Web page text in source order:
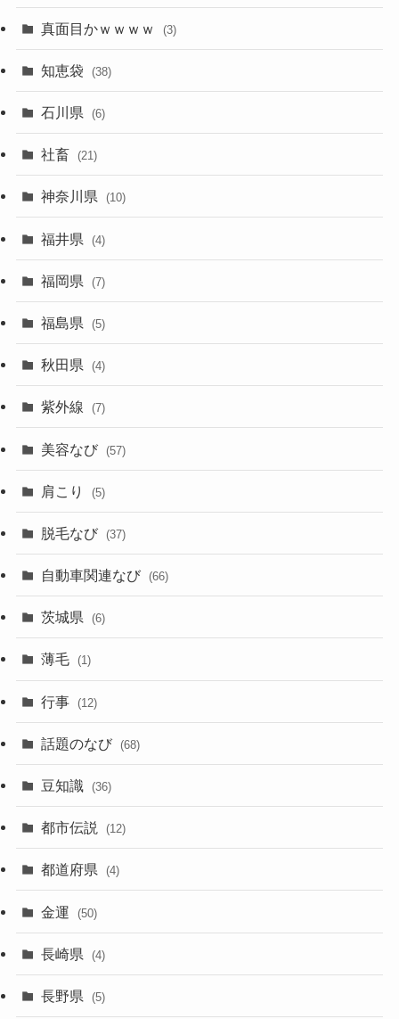
真面目かｗｗｗｗ (3)
知恵袋 (38)
石川県 (6)
社畜 (21)
神奈川県 (10)
福井県 (4)
福岡県 (7)
福島県 (5)
秋田県 (4)
紫外線 (7)
美容なび (57)
肩こり (5)
脱毛なび (37)
自動車関連なび (66)
茨城県 (6)
薄毛 (1)
行事 (12)
話題のなび (68)
豆知識 (36)
都市伝説 (12)
都道府県 (4)
金運 (50)
長崎県 (4)
長野県 (5)